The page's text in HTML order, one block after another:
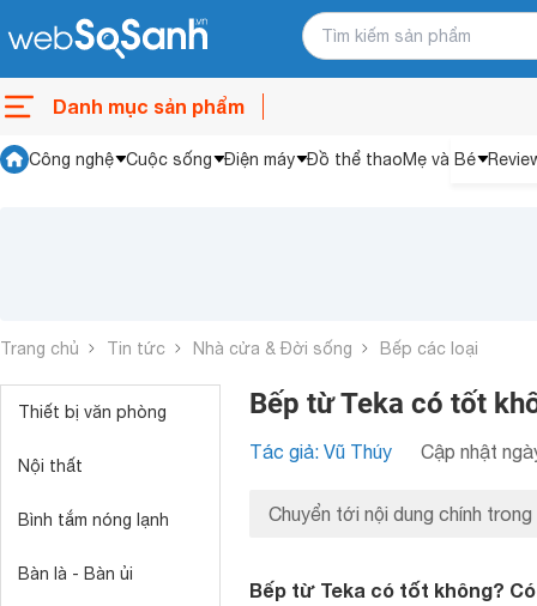
Danh mục sản phẩm
Công nghệ Cuộc sống Điện máy Đồ thể thaoMẹ và Bé
Trang chủ Tin tức Nhà cửa & Đời sống Bếp các loại
Thiết bị văn phòng
Nội thất
Bình tắm nóng lạnh
Bàn là - Bàn ủi
Bếp từ Teka có tốt
Tác giả: Vũ Thúy Cập nhật
Chuyển tới nội dung chính trong
Bếp từ Teka có tốt không?